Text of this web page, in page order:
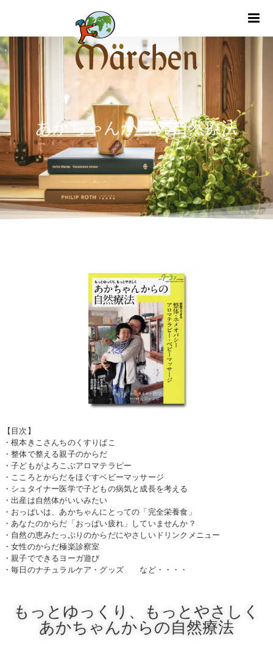
あかちゃんからの自然療法
【目次】
・根本きこさんちのくすりばこ
・整体で整える親子のからだ
・子どもがよろこぶアロマテラピー
・ こころとからだをほぐすベビーマッサージ
・ シュタイナー医学で子どもの病気と成長を考える
・出産は自然体がいいみたい
・ おっぱいは、あかちゃんにとっての「完全栄養食」
・あなたのからだ「おっぱい疲れ」していませんか？
・ 自然の恵みたっぷりのからだにやさしいドリンクメニュー
・女性のからだ極楽診察室
・親子でできるヨーガ遊び
・毎日のナチュラルケア・グッズ など・・・・
もっとゆっくり、もっとやさしく
あかちゃんからの自然療法